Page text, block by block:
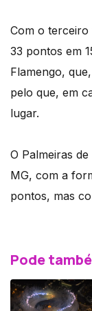
Com o
33 pontos em
Flamengo,
pelo que, em
lugar.
O Palmeiras
MG, com a
pontos, mas
Pode